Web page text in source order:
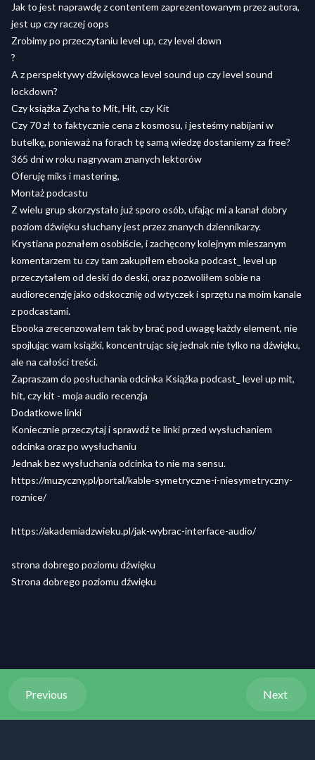
Jak to jest naprawdę z contentem zaprezentowanym przez autora,
jest up czy raczej oops
Zrobimy po przeczytaniu level up, czy level down
?
A z perspektywy dźwiękowca level sound up czy level sound
lockdown?
Czy książka Zycha to Mit, Hit, czy Kit
Czy 70 zł to faktycznie cena z kosmosu, i jesteśmy nabijani w
butelkę, ponieważ na forach tę samą wiedzę dostaniemy za free?
365 dni w roku nagrywam znanych lektorów
Oferuję miks i mastering,
Montaż podcastu
Z wielu grup skorzystało już sporo osób, ufając mi a kanał dobry
poziom dźwięku słuchany jest przez znanych dziennikarzy.
Krystiana poznałem osobiście, i zachęcony kolejnym mieszanym
komentarzem tu czy tam zakupiłem ebooka podcast_ level up
przeczytałem od deski do deski, oraz pozwoliłem sobie na
audiorecenzję jako odskocznię od wtyczek i sprzętu na moim kanale
z podcastami.
Ebooka zrecenzowałem tak by brać pod uwagę każdy element, nie
spojlując wam książki, koncentrując się jednak nie tylko na dźwięku,
ale na całości treści.
Zapraszam do posłuchania odcinka Książka podcast_ level up mit,
hit, czy kit - moja audio recenzja
Dodatkowe linki
Koniecznie przeczytaj i sprawdź te linki przed wysłuchaniem
odcinka oraz po wysłuchaniu
Jednak bez wysłuchania odcinka to nie ma sensu.
https://muzyczny.pl/portal/kable-symetryczne-i-niesymetryczny-
roznice/
https://akademiadzwieku.pl/jak-wybrac-interface-audio/
strona dobrego poziomu dźwięku
Strona dobrego poziomu dźwięku
Previous Next